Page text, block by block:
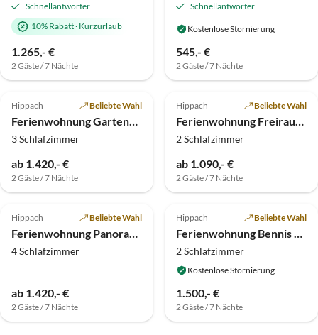
Schnellantworter
10% Rabatt· Kurzurlaub
1.265,- €
2 Gäste / 7 Nächte
Schnellantworter
Kostenlose Stornierung
545,- €
2 Gäste / 7 Nächte
Hippach Beliebte Wahl
Ferienwohnung Gartenblick
3 Schlafzimmer
ab 1.420,- €
2 Gäste / 7 Nächte
Hippach Beliebte Wahl
Ferienwohnung Freiraum - Apart Elisabeth
2 Schlafzimmer
ab 1.090,- €
2 Gäste / 7 Nächte
Hippach Beliebte Wahl
Ferienwohnung Panoramablick
4 Schlafzimmer
ab 1.420,- €
2 Gäste / 7 Nächte
Hippach Beliebte Wahl
Ferienwohnung Bennis Dahuam
2 Schlafzimmer
Kostenlose Stornierung
1.500,- €
2 Gäste / 7 Nächte